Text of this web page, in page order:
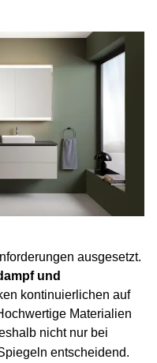
ausgesetzt.
und
kontinuierlichen auf
Materialien
nicht nur bei
entscheidend.